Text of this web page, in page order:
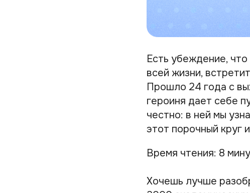
Есть убеждение,
всей жизни,
Прошло 24 года с
героиня дает себе
честно: в ней мы
этот порочный круг
Время чтения: 8
Хочешь лучше